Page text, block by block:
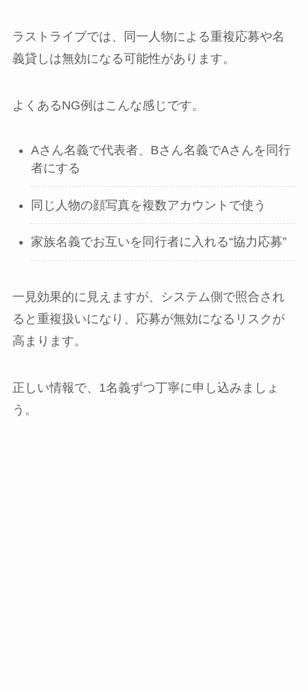
ラストライブでは、同一人物による重複応募や名
義貸しは無効になる可能性があります。
よくあるNG例はこんな感じです。
Aさん名義で代表者、Bさん名義でAさんを同行
者にする
同じ人物の顔写真を複数アカウントで使う
家族名義でお互いを同行者に入れる“協力応募”
一見効果的に見えますが、システム側で照合され
ると重複扱いになり、応募が無効になるリスクが
高まります。
正しい情報で、1名義ずつ丁寧に申し込みましょ
う。